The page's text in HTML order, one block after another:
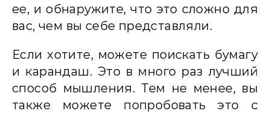
ее, и обнаружите, что это сложно для
вас, чем вы себе представляли.
Если хотите, можете поискать бумагу
и карандаш. Это в много раз лучший
способ мышления. Тем не менее, вы
также можете попробовать это с